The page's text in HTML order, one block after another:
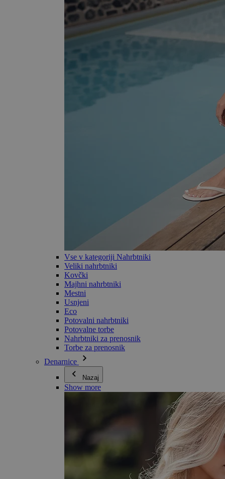
Vse v kategoriji Nahrbtniki
Veliki nahrbtniki
Kovčki
Majhni nahrbtniki
Mestni
Usnjeni
Eco
Potovalni nahrbtniki
Potovalne torbe
Nahrbtniki za prenosnik
Torbe za prenosnik
Denarnice
Nazaj
Show more